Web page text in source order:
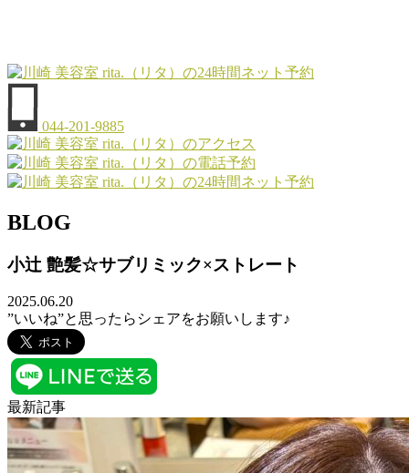
044-201-9885
BLOG
小辻 艶髪☆サブリミック×ストレート
2025.06.20
”いいね”と思ったらシェアをお願いします♪
最新記事